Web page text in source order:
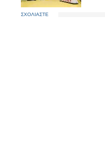
ΣΧΟΛΙΑΣΤΕ